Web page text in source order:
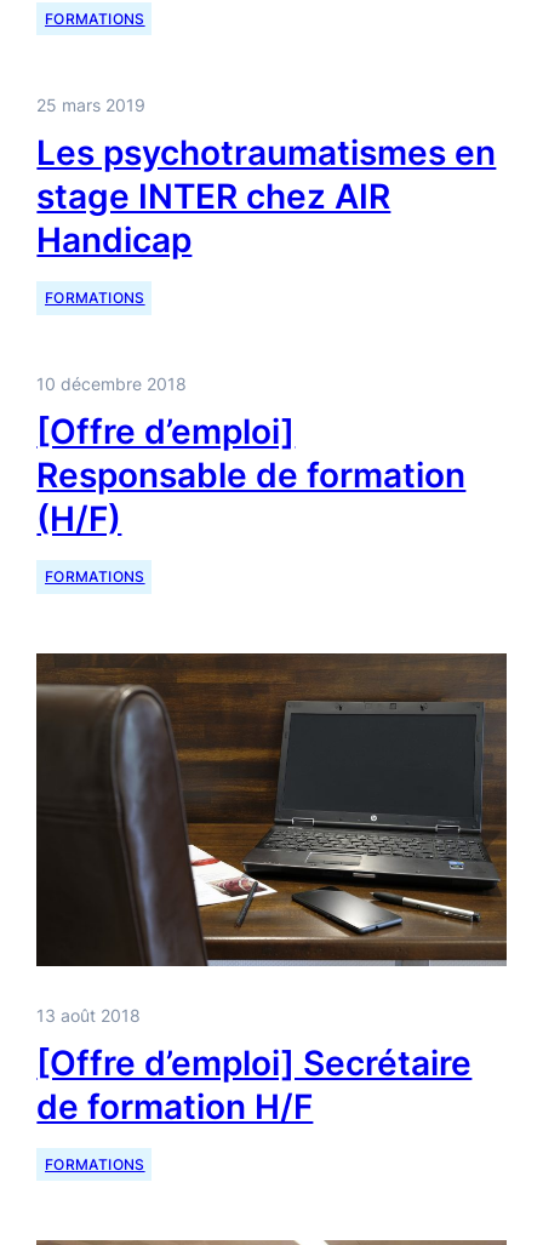
FORMATIONS
25 mars 2019
Les psychotraumatismes en
stage INTER chez AIR
Handicap
FORMATIONS
10 décembre 2018
[Offre d’emploi]
Responsable de formation
(H/F)
FORMATIONS
13 août 2018
[Offre d’emploi] Secrétaire
de formation H/F
FORMATIONS